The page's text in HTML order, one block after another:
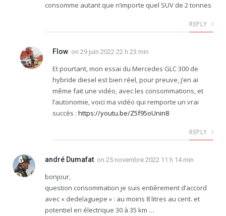
consomme autant que n’importe quel SUV de 2 tonnes
REPLY
Flow on 29 juin 2022 22 h 23 min
Et pourtant, mon essai du Mercedes GLC 300 de
hybride diesel est bien réel, pour preuve, j’en ai
même fait une vidéo, avec les consommations, et
l’autonomie, voici ma vidéo qui remporte un vrai
succès : https://youtu.be/Z5f95oUnin8
REPLY
andré Dumafat on 25 novembre 2022 11 h 14 min
bonjour,
question consommation je suis entièrement d’accord
avec « dedelaguepe » : au moins 8 litres au cent. et
potentiel en électrique 30 à 35 km …